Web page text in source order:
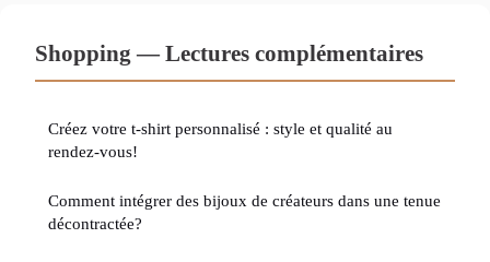
Shopping — Lectures complémentaires
Créez votre t-shirt personnalisé : style et qualité au
rendez-vous!
Comment intégrer des bijoux de créateurs dans une tenue
décontractée?